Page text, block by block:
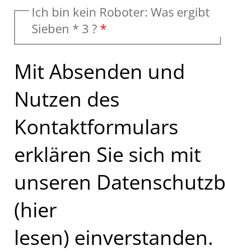
Ich bin kein Roboter: Was ergibt
Sieben * 3 ? *
Mit Absenden und
Nutzen des
Kontaktformulars
erklären Sie sich mit
unseren
(hier
lesen) einverstanden.